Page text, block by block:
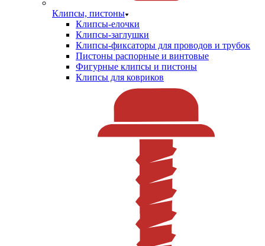
Клипсы, пистоны
Клипсы-елочки
Клипсы-заглушки
Клипсы-фиксаторы для проводов и трубок
Пистоны распорные и винтовые
Фигурные клипсы и пистоны
Клипсы для ковриков